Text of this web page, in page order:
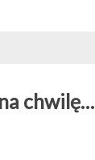
chwilę…